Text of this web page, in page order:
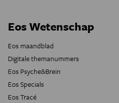
Eos Wetenschap
Eos maandblad
Digitale themanummers
Eos Psyche&Brein
Eos Specials
Eos Tracé